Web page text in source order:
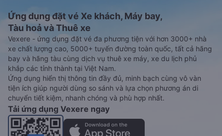
Ứng dụng đặt vé Xe khách, Máy bay,
Tàu hoả và Thuê xe
Vexere - ứng dụng đặt vé đa phương tiện với hơn 3000+ nhà
xe chất lượng cao, 5000+ tuyến đường toàn quốc, tất cả hãng
bay và hãng tàu cùng dịch vụ thuê xe máy, xe du lịch phủ
khắp các tỉnh thành tại Việt Nam.
Ứng dụng hiển thị thông tin đầy đủ, minh bạch cùng vô vàn
tiện ích giúp người dùng so sánh và lựa chọn phương án di
chuyển tiết kiệm, nhanh chóng và phù hợp nhất.
Tải ứng dụng Vexere ngay